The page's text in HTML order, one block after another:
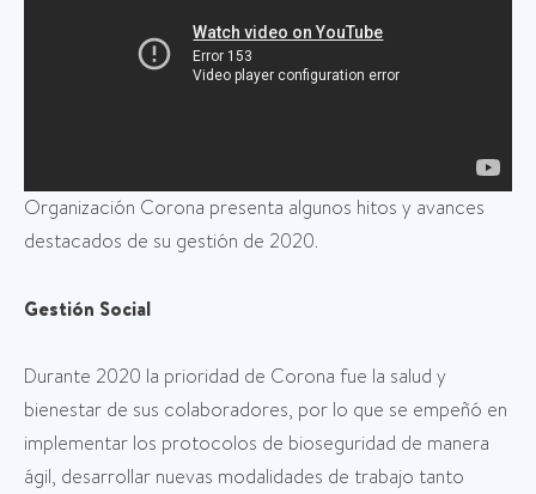
Organización Corona presenta algunos hitos y avances
destacados de su gestión de 2020.
Gestión Social
Durante 2020 la prioridad de Corona fue la salud y
bienestar de sus colaboradores, por lo que se empeñó en
implementar los protocolos de bioseguridad de manera
ágil, desarrollar nuevas modalidades de trabajo tanto